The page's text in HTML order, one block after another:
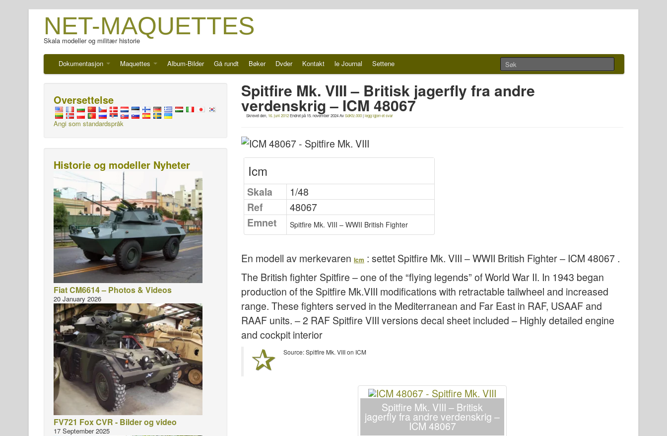
NET-MAQUETTES
Skala modeller og militær historie
Dokumentasjon Maquettes Album-Bilder Gå rundt Bøker Dvder Kontakt le Journal Settene
Spitfire Mk. VIII – Britisk jagerfly fra andre
verdenskrig – ICM 48067
Skrevet den, 16. juni 2012Endret på 15. november 2024AvSdKfz.000|legg igjen et svar
Icm
Skala
1/48
Ref
48067
Emnet
Spitfire Mk. VIII – WWII British Fighter
En modell av merkevaren Icm : settet Spitfire Mk. VIII – WWII British Fighter – ICM 48067 .
The British fighter Spitfire – one of the “flying legends” of World War II. In 1943 began
production of the Spitfire Mk.VIII modifications with retractable tailwheel and increased
range. These fighters served in the Mediterranean and Far East in RAF, USAAF and
RAAF units. – 2 RAF Spitfire VIII versions decal sheet included – Highly detailed engine
and cockpit interior
Source: Spitfire Mk. VIII on ICM
Spitfire Mk. VIII – Britisk
jagerfly fra andre verdenskrig –
ICM 48067
Oversettelse
Angi som standardspråk
Historie og modeller Nyheter
Fiat CM6614 – Photos & Videos
20 January 2026
FV721 Fox CVR - Bilder og video
17 September 2025